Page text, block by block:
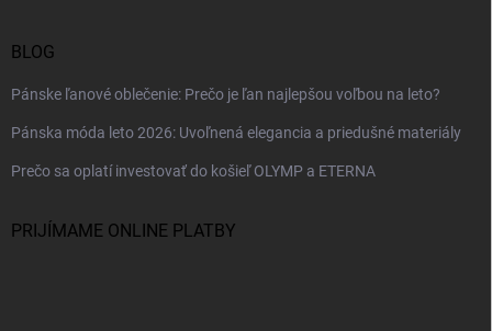
BLOG
Pánske ľanové oblečenie: Prečo je ľan najlepšou voľbou na leto?
Pánska móda leto 2026: Uvoľnená elegancia a priedušné materiály
Prečo sa oplatí investovať do košieľ OLYMP a ETERNA
PRIJÍMAME ONLINE PLATBY